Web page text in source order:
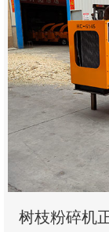
树枝粉碎机